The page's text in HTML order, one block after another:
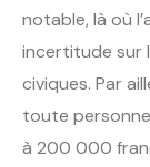
notable, là où
incertitude sur
civiques. Par
toute
à 200 000